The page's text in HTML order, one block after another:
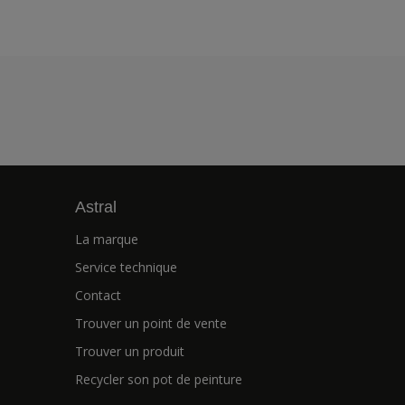
Astral
La marque
Service technique
Contact
Trouver un point de vente
Trouver un produit
Recycler son pot de peinture